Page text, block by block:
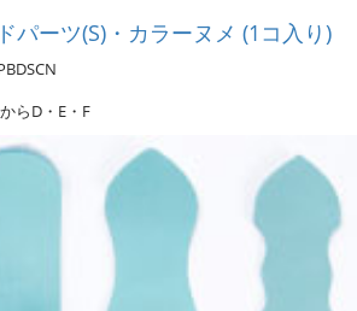
パーツ(S)・カラーヌメ (1コ入り)
らD・E・F